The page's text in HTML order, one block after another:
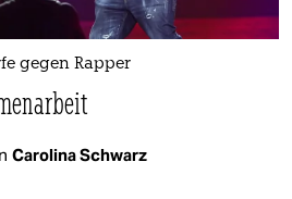
gegen Rapper
Carolina Schwarz